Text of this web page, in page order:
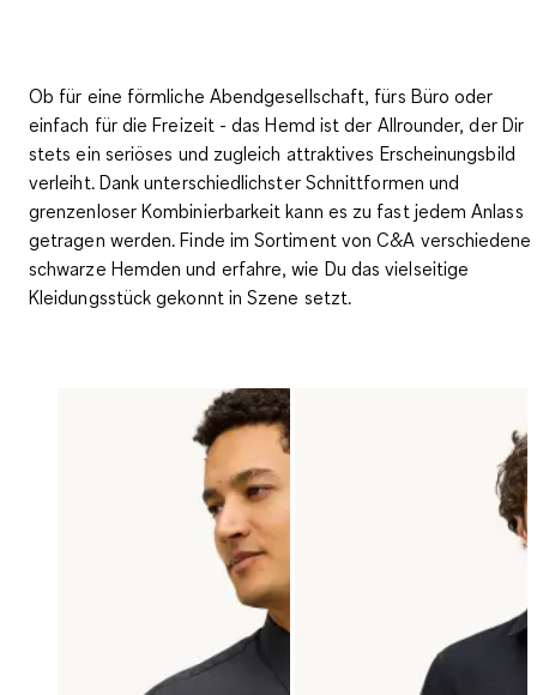
Ob für eine förmliche Abendgesellschaft, fürs Büro oder
einfach für die Freizeit - das Hemd ist der Allrounder, der Dir
stets ein seriöses und zugleich attraktives Erscheinungsbild
verleiht. Dank unterschiedlichster Schnittformen und
grenzenloser Kombinierbarkeit kann es zu fast jedem Anlass
getragen werden. Finde im Sortiment von C&A verschiedene
schwarze Hemden und erfahre, wie Du das vielseitige
Kleidungsstück gekonnt in Szene setzt.